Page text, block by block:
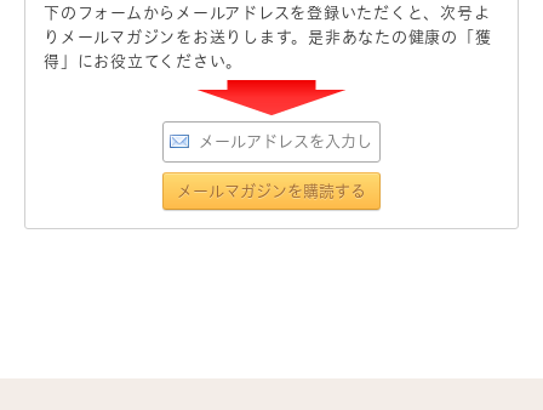
下のフォームからメールアドレスを登録いただくと、次号よ
りメールマガジンをお送りします。是非あなたの健康の「獲
得」にお役立てください。